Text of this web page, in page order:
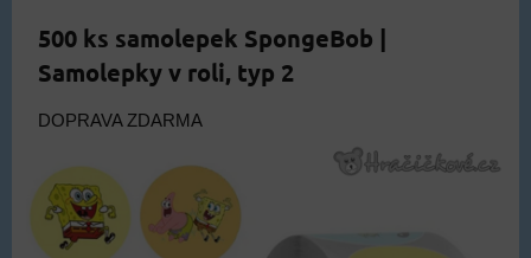
500 ks samolepek SpongeBob |
Samolepky v roli, typ 2
DOPRAVA ZDARMA